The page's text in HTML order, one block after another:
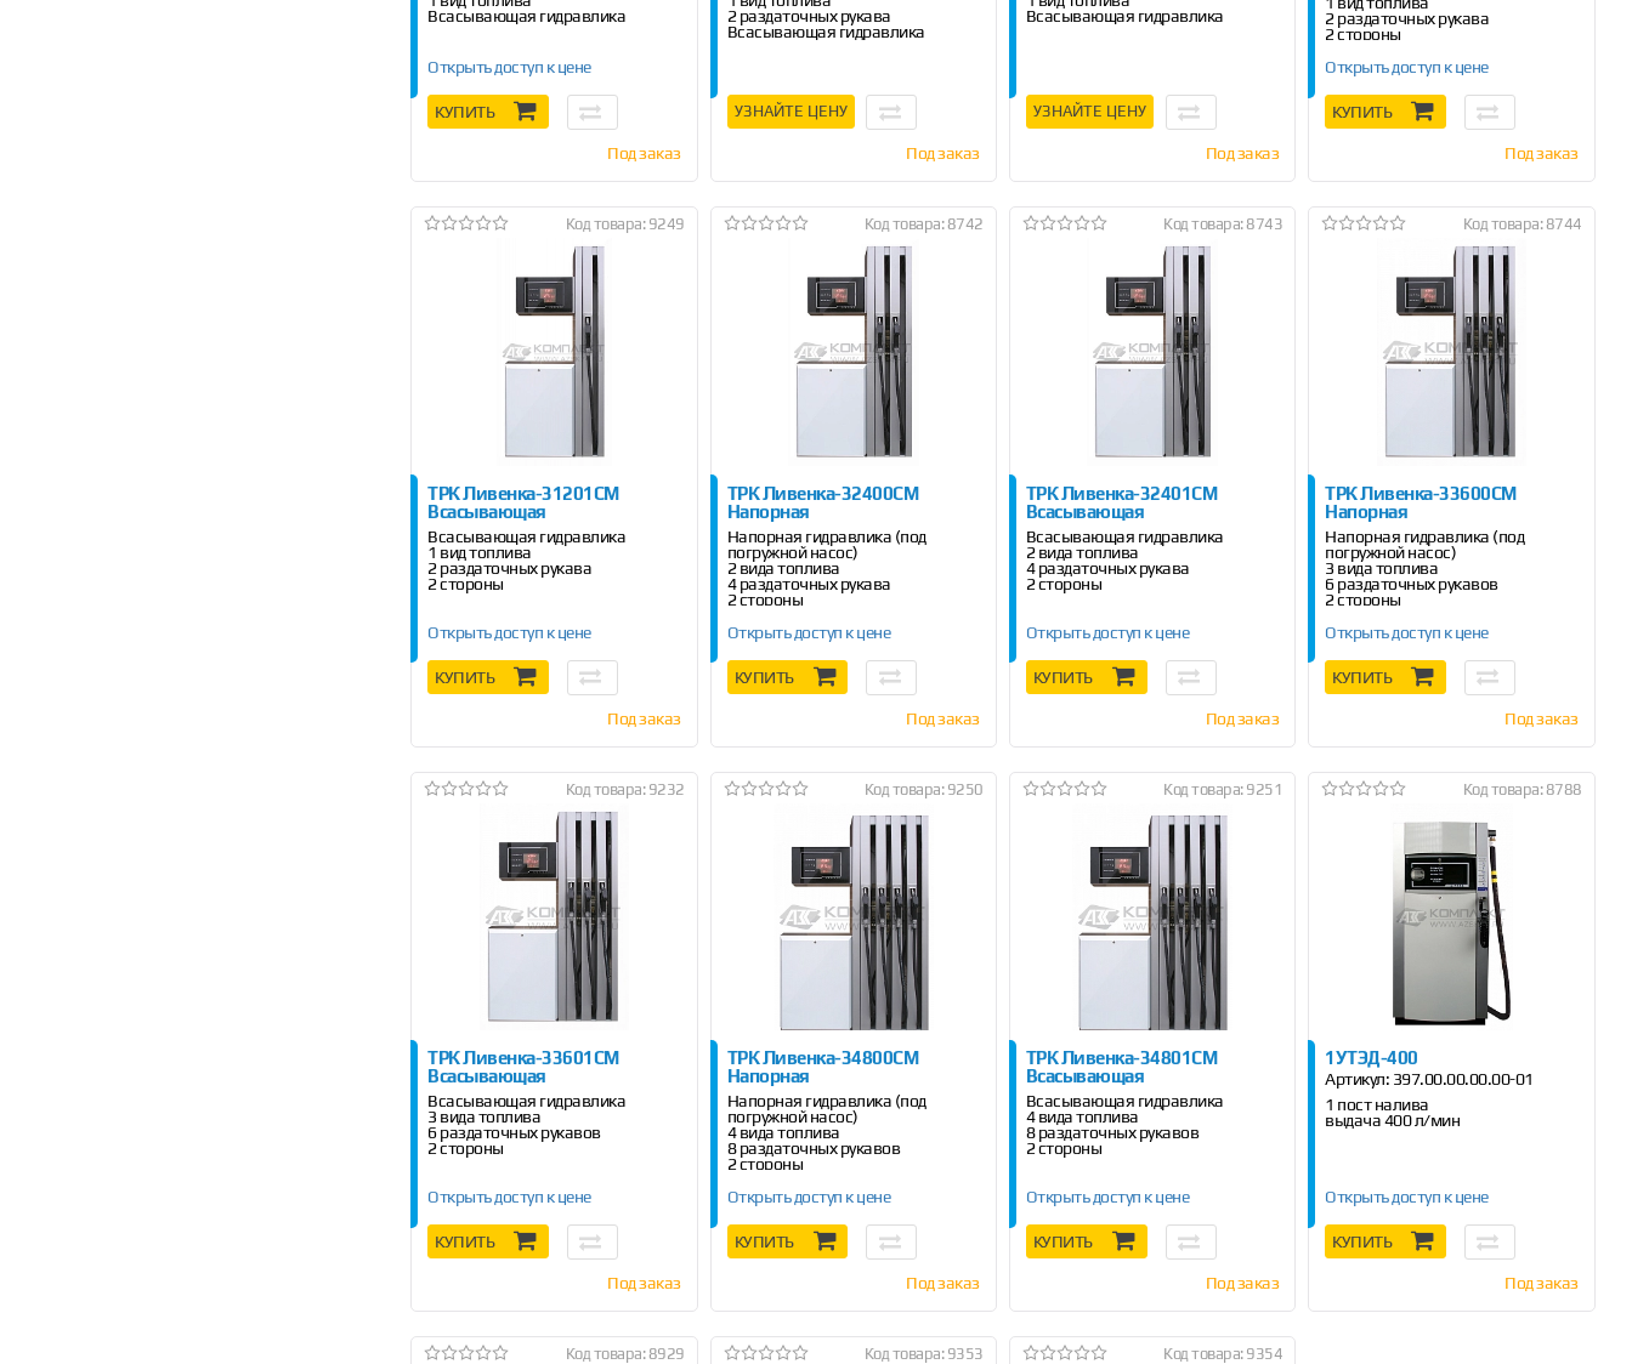
Всасывающая гидравлика
Открыть доступ к цене
КУПИТЬ
Под заказ
2 раздаточных рукава
Всасывающая гидравлика
УЗНАЙТЕ ЦЕНУ
Под заказ
Всасывающая гидравлика
УЗНАЙТЕ ЦЕНУ
Под заказ
2 раздаточных рукава
2 стороны
Открыть доступ к цене
КУПИТЬ
Под заказ
Код товара: 9249
ТРК Ливенка-31201СМ
Всасывающая
Всасывающая гидравлика
1 вид топлива
2 раздаточных рукава
2 стороны
Открыть доступ к цене
КУПИТЬ
Под заказ
Код товара: 8742
ТРК Ливенка-32400СМ
Напорная
Напорная гидравлика (под
погружной насос)
2 вида топлива
4 раздаточных рукава
2 стороны
Открыть доступ к цене
КУПИТЬ
Под заказ
Код товара: 8743
ТРК Ливенка-32401СМ
Всасывающая
Всасывающая гидравлика
2 вида топлива
4 раздаточных рукава
2 стороны
Открыть доступ к цене
КУПИТЬ
Под заказ
Код товара: 8744
ТРК Ливенка-33600СМ
Напорная
Напорная гидравлика (под
погружной насос)
3 вида топлива
6 раздаточных рукавов
2 стороны
Открыть доступ к цене
КУПИТЬ
Под заказ
Код товара: 9232
ТРК Ливенка-33601СМ
Всасывающая
Всасывающая гидравлика
3 вида топлива
6 раздаточных рукавов
2 стороны
Открыть доступ к цене
КУПИТЬ
Под заказ
Код товара: 9250
ТРК Ливенка-34800СМ
Напорная
Напорная гидравлика (под
погружной насос)
4 вида топлива
8 раздаточных рукавов
2 стороны
Открыть доступ к цене
КУПИТЬ
Под заказ
Код товара: 9251
ТРК Ливенка-34801СМ
Всасывающая
Всасывающая гидравлика
4 вида топлива
8 раздаточных рукавов
2 стороны
Открыть доступ к цене
КУПИТЬ
Под заказ
Код товара: 8788
1УТЭД-400
Артикул: 397.00.00.00.00-01
1 пост налива
выдача 400 л/мин
Открыть доступ к цене
КУПИТЬ
Под заказ
Код товара: 8929 Код товара: 9353 Код товара: 9354